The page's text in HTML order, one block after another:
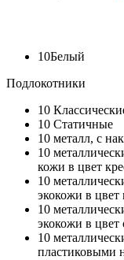
10Белый
Подлокотники
10
10 Статичные
10 металл, с
10
кожи в цвет
10
экокожи в цвет
10
экокожи в цвет
10
пластиковыми